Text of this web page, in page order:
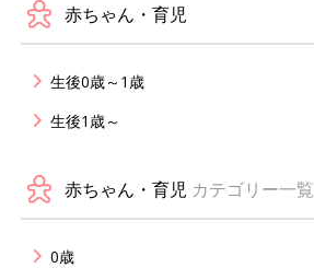
赤ちゃん・育児
生後0歳～1歳
生後1歳～
赤ちゃん・育児 カテゴリー一覧
0歳